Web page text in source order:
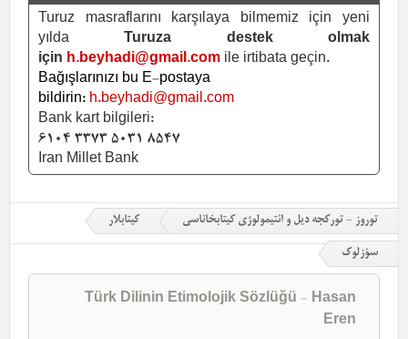
Turuz masraflarını karşılaya bilmemiz için yeni
yılda
Turuza destek olmak
için h.beyhadi@gmail.com ile irtibata geçin.
Bağışlarınızı bu E-postaya
bildirin: h.beyhadi@gmail.com
Bank kart bilgileri:
6104 3373 5031 8547
Iran Millet Bank
توروز - تورکجه دیل و ائتیمولوژی کیتابخاناسی کیتابلار
سؤزلوک
Türk Dilinin Etimolojik Sözlüğü - Hasan
Eren